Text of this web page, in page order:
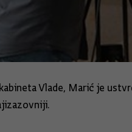
Vlade, Marić je